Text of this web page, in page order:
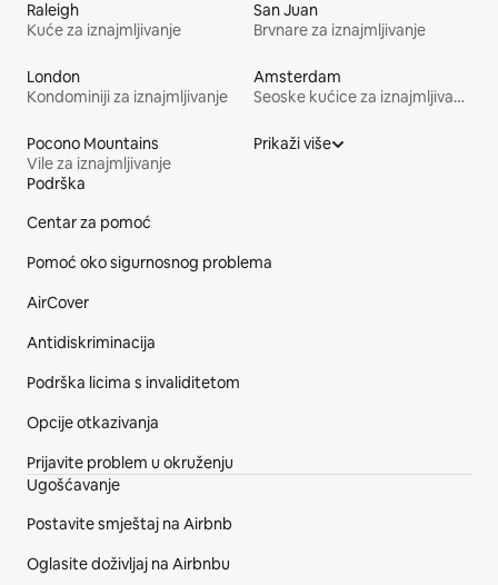
Raleigh
Kuće za iznajmljivanje
San Juan
Brvnare za iznajmljivanje
London
Kondominiji za iznajmljivanje
Amsterdam
Seoske kućice za iznajmljivanje
Pocono Mountains
Vile za iznajmljivanje
Prikaži više
Podnožje web stranice
Podrška
Centar za pomoć
Pomoć oko sigurnosnog problema
AirCover
Antidiskriminacija
Podrška licima s invaliditetom
Opcije otkazivanja
Prijavite problem u okruženju
Ugošćavanje
Postavite smještaj na Airbnb
Oglasite doživljaj na Airbnbu